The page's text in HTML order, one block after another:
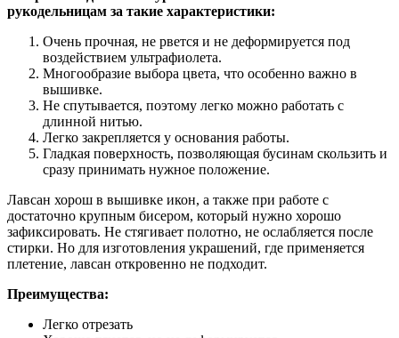
рукодельницам за такие характеристики:
Очень прочная, не рвется и не деформируется под
воздействием ультрафиолета.
Многообразие выбора цвета, что особенно важно в
вышивке.
Не спутывается, поэтому легко можно работать с
длинной нитью.
Легко закрепляется у основания работы.
Гладкая поверхность, позволяющая бусинам скользить и
сразу принимать нужное положение.
Лавсан хорош в вышивке икон, а также при работе с
достаточно крупным бисером, который нужно хорошо
зафиксировать. Не стягивает полотно, не ослабляется после
стирки. Но для изготовления украшений, где применяется
плетение, лавсан откровенно не подходит.
Преимущества:
Легко отрезать